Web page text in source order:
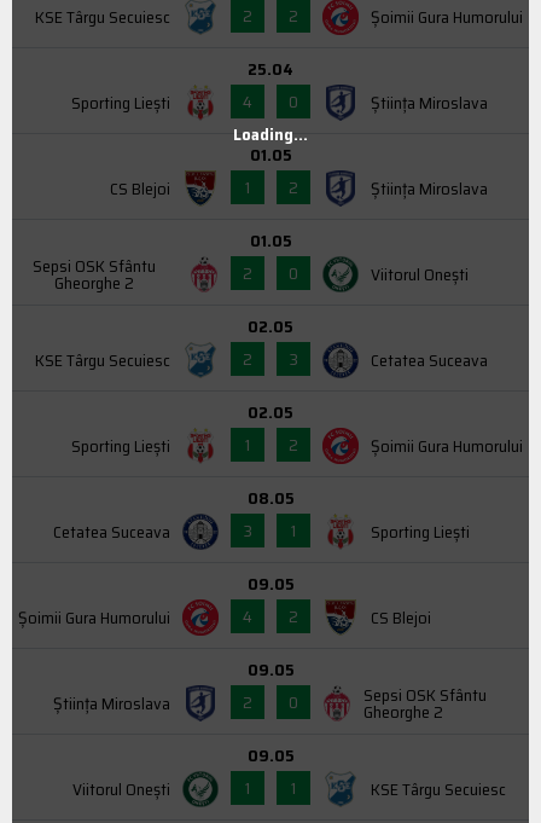
KSE Târgu Secuiesc
2
2 Şoimii Gura Humorului
Sporting Liești
25.04
4
0 Știința Miroslava
CS Blejoi
01.05
1
2 Știința Miroslava
Sepsi OSK Sfântu
Gheorghe 2
01.05
2
0 Viitorul Onești
KSE Târgu Secuiesc
02.05
2
3 Cetatea Suceava
Sporting Liești
02.05
1
2 Şoimii Gura Humorului
Cetatea Suceava
08.05
3
1 Sporting Liești
Şoimii Gura Humorului
09.05
4
2 CS Blejoi
Știința Miroslava
09.05
2
0 Sepsi OSK Sfântu
Gheorghe 2
Viitorul Onești
09.05
1
1 KSE Târgu Secuiesc
Loading...